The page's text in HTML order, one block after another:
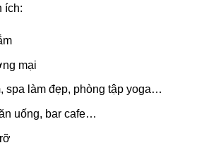
ích:
mại
spa làm đẹp, phòng tập yoga…
uống, bar cafe…